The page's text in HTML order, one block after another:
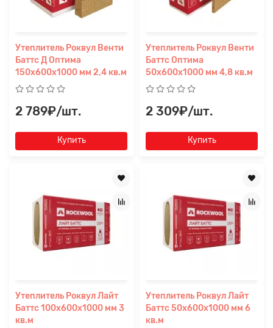
Утеплитель Роквул Венти
Баттс Д Оптима
150х600х1000 мм 2,4 кв.м
2 789₽/шт.
Купить
Утеплитель Роквул Венти
Баттс Оптима
50х600х1000 мм 4,8 кв.м
2 309₽/шт.
Купить
Утеплитель Роквул Лайт
Баттс 100х600х1000 мм 3
кв.м
Утеплитель Роквул Лайт
Баттс 50х600х1000 мм 6
кв.м
Заявка на расчет ×